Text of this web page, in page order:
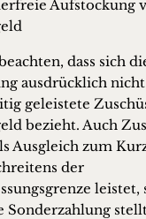
Aufstockung
dass sich
ausdrücklich
geleistete
bezieht. Auch
Ausgleich zum
der
Sonderzahlung